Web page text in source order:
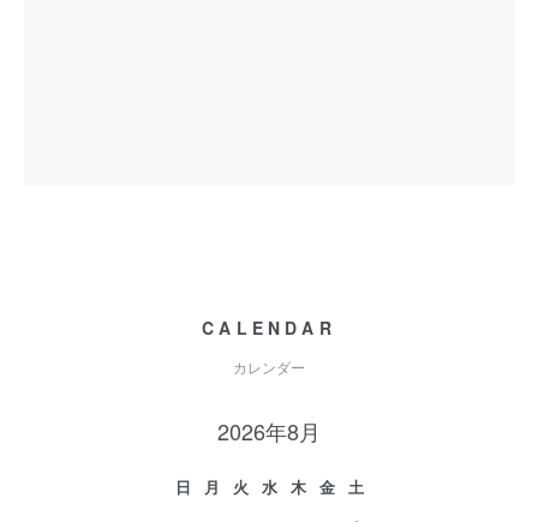
CALENDAR
カレンダー
2026年8月
日 月 火 水 木 金
土